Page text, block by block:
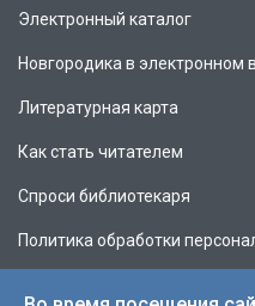
Электронный каталог
Новгородика в электронном
Литературная карта
Как стать читателем
Спроси библиотекаря
Политика обработки